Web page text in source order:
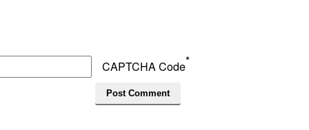
CAPTCHA Code*